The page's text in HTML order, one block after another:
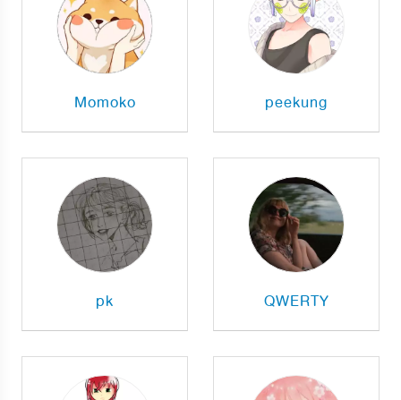
Momoko peekung
pk QWERTY